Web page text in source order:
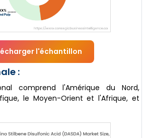
l'échantillon
:
comprend l'Amérique du Nord,
le Moyen-Orient et l'Afrique, et